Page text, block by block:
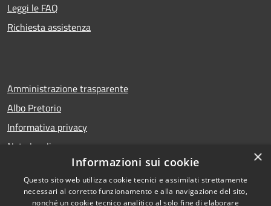
Leggi le FAQ
Richiesta assistenza
Amministrazione trasparente
Albo Pretorio
Informativa privacy
Note legali
Dichiarazione di accessibilità
×
Informazioni sui cookie
Questo sito web utilizza cookie tecnici e assimilati strettamente
necessari al corretto funzionamento e alla navigazione del sito,
nonché un cookie tecnico analitico al solo fine di elaborare